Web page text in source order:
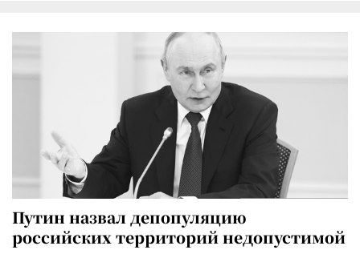
Путин назвал депопуляцию
российских территорий недопустимой